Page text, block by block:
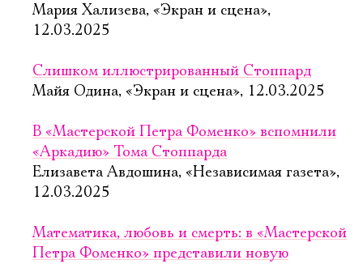
Мария Хализева, «Экран и сцена»,
12.03.2025
Слишком иллюстрированный Стоппард
Майя Одина, «Экран и сцена», 12.03.2025
В «Мастерской Петра Фоменко» вспомнили
«Аркадию» Тома Стоппарда
Елизавета Авдошина, «Независимая газета»,
12.03.2025
Математика, любовь и смерть: в «Мастерской
Петра Фоменко» представили новую